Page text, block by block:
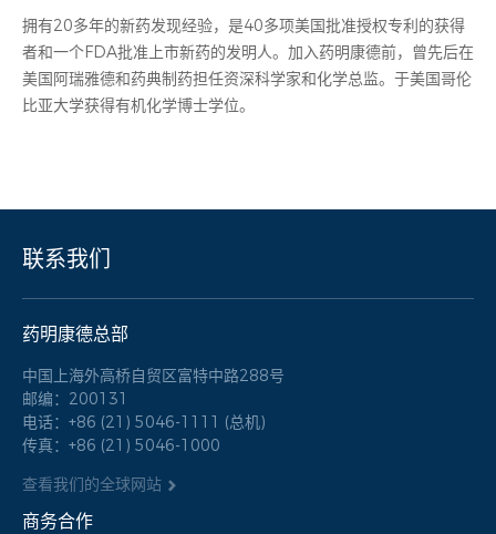
拥有20多年的新药发现经验，是40多项美国批准授权专利的获得
者和一个FDA批准上市新药的发明人。加入药明康德前，曾先后在
美国阿瑞雅德和药典制药担任资深科学家和化学总监。于美国哥伦
比亚大学获得有机化学博士学位。
联系我们
药明康德总部
中国上海外高桥自贸区富特中路288号
邮编：200131
电话：+86 (21) 5046-1111 (总机)
传真：+86 (21) 5046-1000
查看我们的全球网站
商务合作